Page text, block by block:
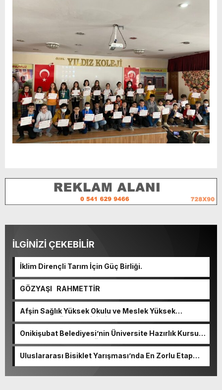
İLGİNİZİ ÇEKEBİLİR
İklim Dirençli Tarım İçin Güç Birliği.
GÖZYAŞI RAHMETTİR
Afşin Sağlık Yüksek Okulu ve Meslek Yüksek
Okulunda görev değişimi!
Onikişubat Belediyesi’nin Üniversite Hazırlık Kursu
başvurularında son gün 7 Ağustos.
Uluslararası Bisiklet Yarışması’nda En Zorlu Etap